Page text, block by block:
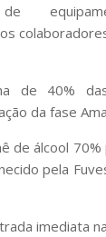
de
de 40%
da fase
de álcool 70%
pela
imediata